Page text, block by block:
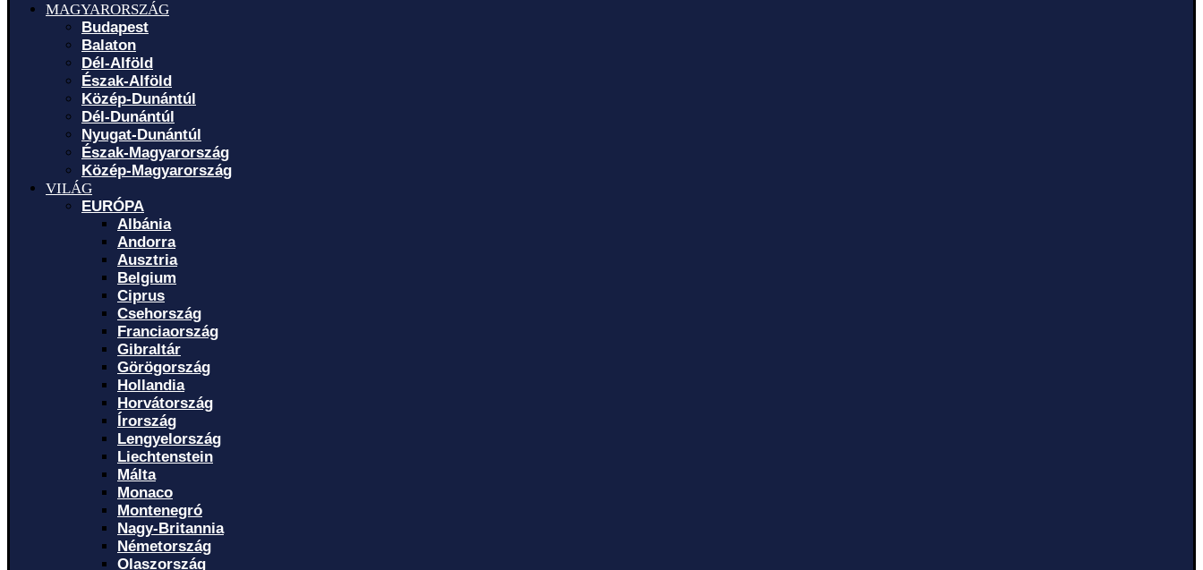
MAGYARORSZÁG
Budapest
Balaton
Dél-Alföld
Észak-Alföld
Közép-Dunántúl
Dél-Dunántúl
Nyugat-Dunántúl
Észak-Magyarország
Közép-Magyarország
VILÁG
EURÓPA
Albánia
Andorra
Ausztria
Belgium
Ciprus
Csehország
Franciaország
Gibraltár
Görögország
Hollandia
Horvátország
Írország
Lengyelország
Liechtenstein
Málta
Monaco
Montenegró
Nagy-Britannia
Németország
Olaszország